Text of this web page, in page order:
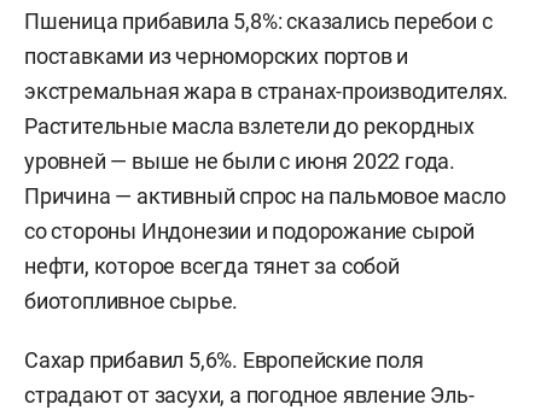
Пшеница прибавила 5,8%: сказались перебои с
поставками из черноморских портов и
экстремальная жара в странах-производителях.
Растительные масла взлетели до рекордных
уровней — выше не были с июня 2022 года.
Причина — активный спрос на пальмовое масло
со стороны Индонезии и подорожание сырой
нефти, которое всегда тянет за собой
биотопливное сырье.
Сахар прибавил 5,6%. Европейские поля
страдают от засухи, а погодное явление Эль-